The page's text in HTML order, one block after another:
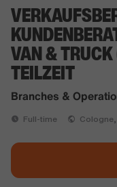
VAN &
TEILZEIT
Branches &
Full-time